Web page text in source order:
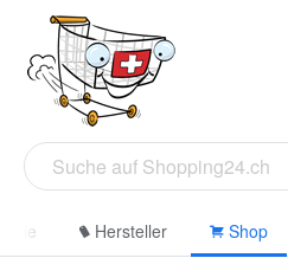
Hersteller Shop